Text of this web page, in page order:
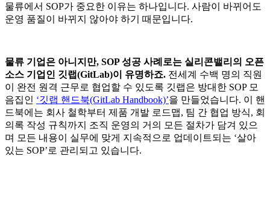
물류에서 SOP가 중요한 이유는 하나입니다. 사람이 바뀌어도
운영 품질이 바뀌지 않아야 하기 때문입니다.
물류 기업은 아니지만, SOP 성공 사례로는 실리콘밸리의 오픈
소스 기업인 깃랩(GitLab)이 유명하죠. 전세계 수백 명의 직원
이 완전 원격 근무로 협업할 수 있도록 깃랩은 방대한 SOP 모
음집인 ‘깃랩 핸드북(GitLab Handbook)’을 만들었습니다. 이 핸
드북에는 회사 철학부터 제품 개발 로드맵, 팀 간 협업 방식, 회
의록 작성 규칙까지 조직 운영의 거의 모든 절차가 담겨 있으
며 모든 내용이 실무에 맞게 지속적으로 업데이트되는 ‘살아
있는 SOP’로 관리되고 있습니다.